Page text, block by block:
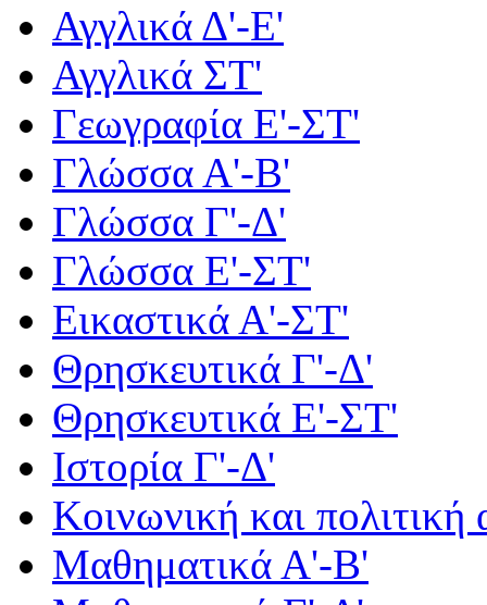
Αγγλικά Δ'-Ε'
Αγγλικά ΣΤ'
Γεωγραφία Ε'-ΣΤ'
Γλώσσα Α'-Β'
Γλώσσα Γ'-Δ'
Γλώσσα Ε'-ΣΤ'
Εικαστικά Α'-ΣΤ'
Θρησκευτικά Γ'-Δ'
Θρησκευτικά Ε'-ΣΤ'
Ιστορία Γ'-Δ'
Κοινωνική και πολιτική
Μαθηματικά Α'-Β'